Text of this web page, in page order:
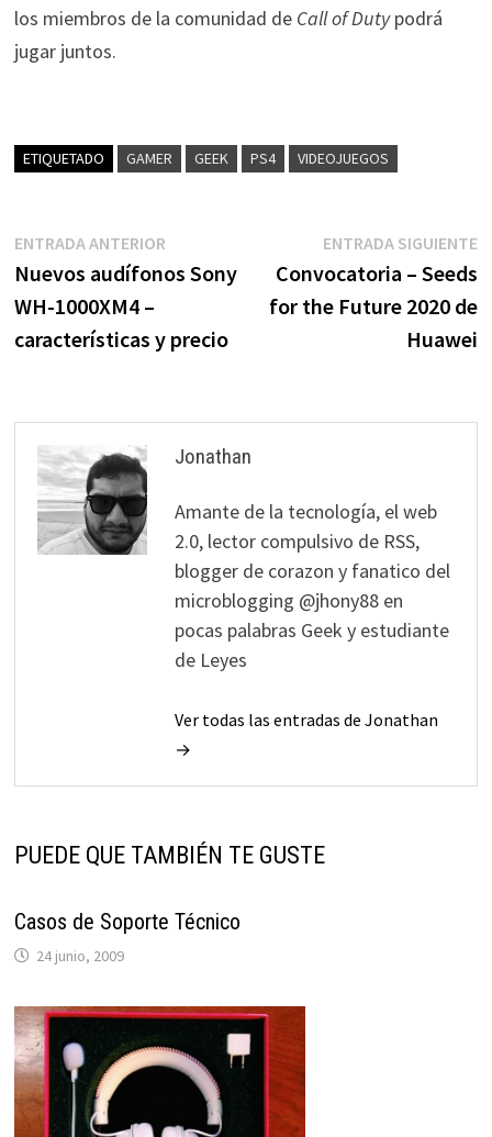
los miembros de la comunidad de Call of Dutypodrá
jugar juntos.
ETIQUETADO GAMER GEEK PS4 VIDEOJUEGOS
Navegación
de
entradas
ENTRADA ANTERIOREntrada
anterior:
Nuevos audífonos Sony
WH-1000XM4 –
características y precio
ENTRADA SIGUIENTE
Convocatoria – Seeds
for the Future 2020 de
Huawei
Jonathan
Amante de la tecnología, el web
2.0, lector compulsivo de RSS,
blogger de corazon y fanatico del
microblogging @jhony88 en
pocas palabras Geek y estudiante
de Leyes
Ver todas las entradas de Jonathan
→
PUEDE QUE TAMBIÉN TE GUSTE
Casos de Soporte Técnico
24 junio, 2009